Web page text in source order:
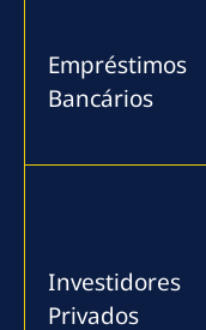
Empréstimos
Bancários
Investidores
Privados